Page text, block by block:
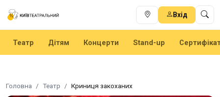
Вхід
Театр Дітям Концерти Stand-up
Головна Театр Криниця закоханих